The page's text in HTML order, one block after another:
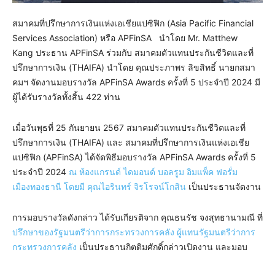
สมาคมที่ปรึกษาการเงินแห่งเอเชียแปซิฟิก (Asia Pacific Financial
Services Association) หรือ APFinSA นำโดย Mr. Matthew
Kang ประธาน APFinSA ร่วมกับ สมาคมตัวแทนประกันชีวิตและที่
ปรึกษาการเงิน (THAIFA) นำโดย คุณประภาพร ลิขสิทธิ์ นายกสมา
คมฯ จัดงานมอบรางวัล APFinSA Awards ครั้งที่ 5 ประจำปี 2024 มี
ผู้ได้รับรางวัลทั้งสิ้น 422 ท่าน
เมื่อวันพุธที่ 25 กันยายน 2567 สมาคมตัวแทนประกันชีวิตและที่
ปรึกษาการเงิน (THAIFA) และ สมาคมที่ปรึกษาการเงินแห่งเอเชีย
แปซิฟิก (APFinSA) ได้จัดพิธีมอบรางวัล APFinSA Awards ครั้งที่ 5
ประจำปี 2024 ณ ห้องแกรนด์ ไดมอนด์ บอลรูม อิมแพ็ค ฟอรั่ม
เมืองทองธานี โดยมี คุณไอรินทร์ จิรโรจน์โกสิน เป็นประธานจัดงาน
การมอบรางวัลดังกล่าว ได้รับเกียรติจาก คุณธนรัช จงสุทธานามณี ที่
ปรึกษาของรัฐมนตรีว่าการกระทรวงการคลัง ผู้แทนรัฐมนตรีว่าการ
กระทรวงการคลัง เป็นประธานกิตติมศักดิ์กล่าวเปิดงาน และมอบ